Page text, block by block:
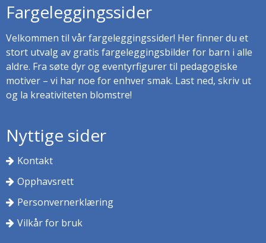
Fargeleggingssider
Velkommen til vår fargeleggingssider! Her finner du et
stort utvalg av gratis fargeleggingsbilder for barn i alle
aldre. Fra søte dyr og eventyrfigurer til pedagogiske
motiver – vi har noe for enhver smak. Last ned, skriv ut
og la kreativiteten blomstre!
Nyttige sider
Kontakt
Opphavsrett
Personvernerklæring
Vilkår for bruk